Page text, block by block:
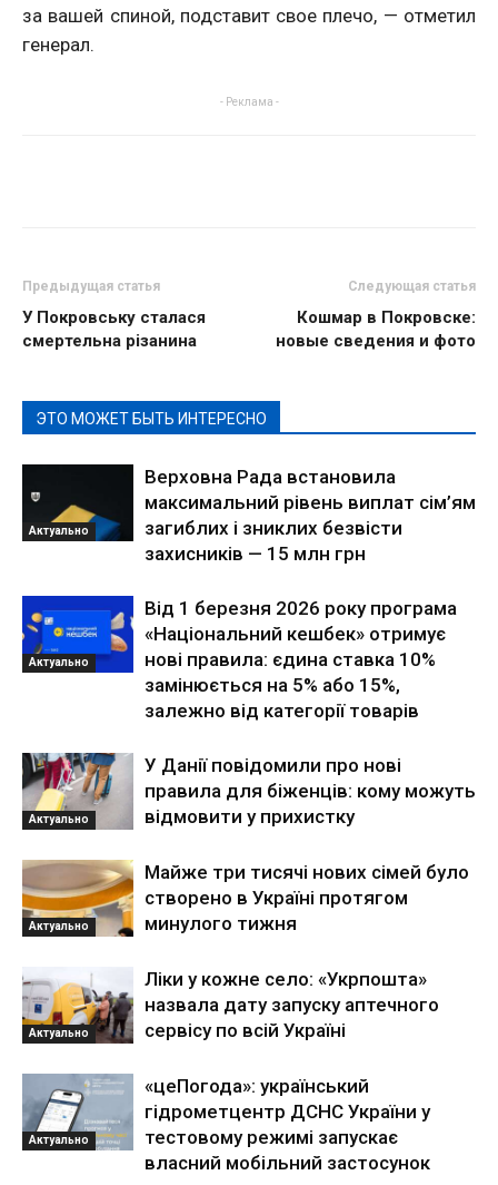
за вашей спиной, подставит свое плечо, — отметил
генерал.
- Реклама -
Предыдущая статья
У Покровську сталася
смертельна різанина
Следующая статья
Кошмар в Покровске:
новые сведения и фото
ЭТО МОЖЕТ БЫТЬ ИНТЕРЕСНО
Актуально
Верховна Рада встановила
максимальний рівень виплат сім’ям
загиблих і зниклих безвісти
захисників — 15 млн грн
Актуально
Від 1 березня 2026 року програма
«Національний кешбек» отримує
нові правила: єдина ставка 10%
замінюється на 5% або 15%,
залежно від категорії товарів
Актуально
У Данії повідомили про нові
правила для біженців: кому можуть
відмовити у прихистку
Актуально
Майже три тисячі нових сімей було
створено в Україні протягом
минулого тижня
Актуально
Ліки у кожне село: «Укрпошта»
назвала дату запуску аптечного
сервісу по всій Україні
Актуально
«цеПогода»: український
гідрометцентр ДСНС України у
тестовому режимі запускає
власний мобільний застосунок